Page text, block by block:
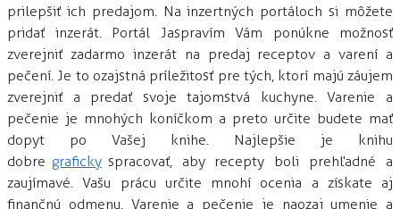
prilepšiť ich predajom. Na inzertných portáloch si môžete
pridať inzerát. Portál Jaspravím Vám ponúkne možnosť
zverejniť zadarmo inzerát na predaj receptov a varení a
pečení. Je to ozajstná príležitosť pre tých, ktorí majú záujem
zverejniť a predať svoje tajomstvá kuchyne. Varenie a
pečenie je mnohých koníčkom a preto určite budete mať
dopyt po Vašej knihe. Najlepšie je knihu
dobre grafickyspracovať, aby recepty boli prehľadné a
zaujímavé. Vašu prácu určite mnohí ocenia a získate aj
finančnú odmenu. Varenie a pečenie je naozaj umenie a